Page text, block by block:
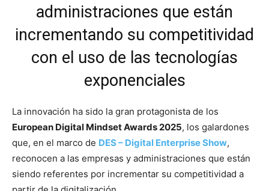
administraciones que están
incrementando su competitividad
con el uso de las tecnologías
exponenciales
La innovación ha sido la gran protagonista de los
European Digital Mindset Awards 2025, los galardones
que, en el marco de DES – Digital Enterprise Show,
reconocen a las empresas y administraciones que están
siendo referentes por incrementar su competitividad a